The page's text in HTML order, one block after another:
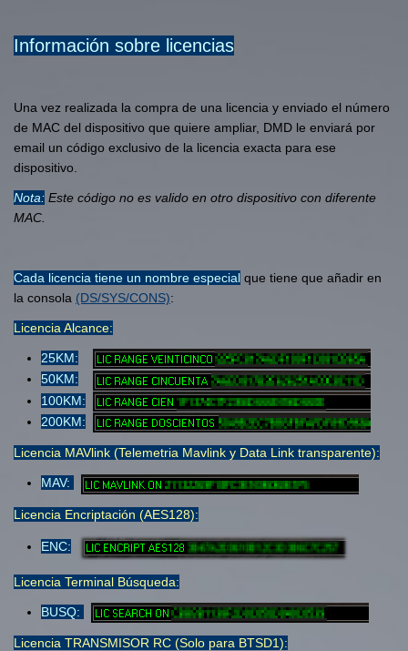
Información sobre licencias
Una vez realizada la compra de una licencia y enviado el número
de MAC del dispositivo que quiere ampliar, DMD le enviará por
email un código exclusivo de la licencia exacta para ese
dispositivo.
Nota: Este código no es valido en otro dispositivo con diferente
MAC.
Cada licencia tiene un nombre especial que tiene que añadir en
la consola (DS/SYS/CONS):
Licencia Alcance:
25KM:
50KM:
100KM:
200KM:
Licencia MAVlink (Telemetria Mavlink y Data Link transparente):
MAV:
Licencia Encriptación (AES128):
ENC:
Licencia Terminal Búsqueda:
BUSQ:
Licencia TRANSMISOR RC (Solo para BTSD1):